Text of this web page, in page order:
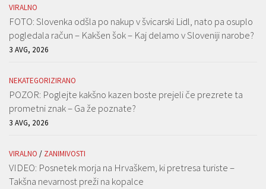
VIRALNO
FOTO: Slovenka odšla po nakup v švicarski Lidl, nato pa osuplo
pogledala račun – Kakšen šok – Kaj delamo v Sloveniji narobe?
3 AVG, 2026
NEKATEGORIZIRANO
POZOR: Poglejte kakšno kazen boste prejeli če prezrete ta
prometni znak – Ga že poznate?
3 AVG, 2026
VIRALNO / ZANIMIVOSTI
VIDEO: Posnetek morja na Hrvaškem, ki pretresa turiste –
Takšna nevarnost preži na kopalce